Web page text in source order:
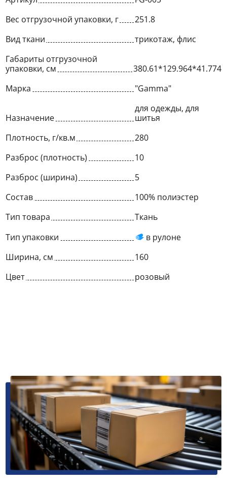
Вес отгрузочной упаковки, г
251.8
Вид ткани
трикотаж, флис
Габариты отгрузочной
упаковки, см
380.61*129.964*41.774
Марка
"Gamma"
Назначение
для одежды, для
шитья
Плотность, г/кв.м
280
Разброс (плотность)
10
Разброс (ширина)
5
Состав
100% полиэстер
Тип товара
Ткань
Тип упаковки
в рулоне
Ширина, см
160
Цвет
розовый